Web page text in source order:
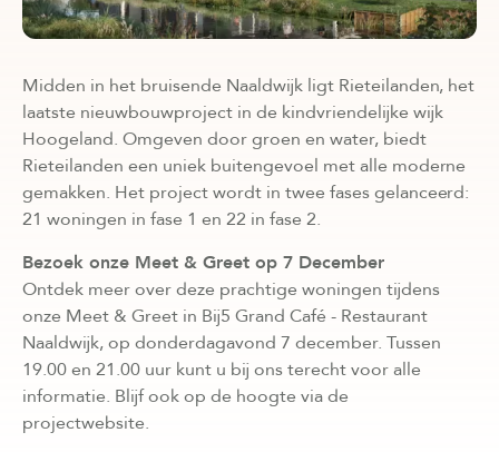
Midden in het bruisende Naaldwijk ligt Rieteilanden, het
laatste nieuwbouwproject in de kindvriendelijke wijk
Hoogeland. Omgeven door groen en water, biedt
Rieteilanden een uniek buitengevoel met alle moderne
gemakken. Het project wordt in twee fases gelanceerd:
21 woningen in fase 1 en 22 in fase 2.
Bezoek onze Meet & Greet op 7 December
Ontdek meer over deze prachtige woningen tijdens
onze Meet & Greet in Bij5 Grand Café - Restaurant
Naaldwijk, op donderdagavond 7 december. Tussen
19.00 en 21.00 uur kunt u bij ons terecht voor alle
informatie. Blijf ook op de hoogte via de
projectwebsite.